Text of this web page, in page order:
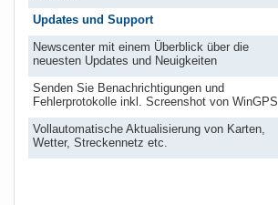
Updates und Support
Newscenter mit einem Überblick über die
neuesten Updates und Neuigkeiten
Senden Sie Benachrichtigungen und
Fehlerprotokolle inkl. Screenshot von WinGPS
Vollautomatische Aktualisierung von Karten,
Wetter, Streckennetz etc.